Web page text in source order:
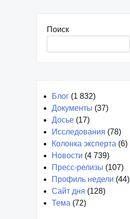
Поиск
Блог (1 832)
Документы (37)
Досье (17)
Исследования (78)
Колонка эксперта (6)
Новости (4 739)
Пресс-релизы (107)
Профиль недели (44)
Сайт дня (128)
Тема (72)